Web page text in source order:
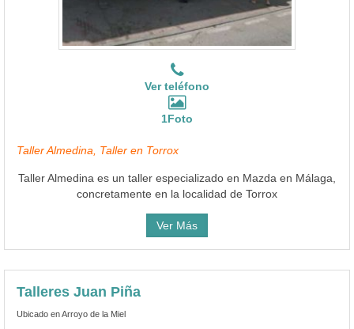
Ver teléfono
1Foto
Taller Almedina, Taller en Torrox
Taller Almedina es un taller especializado en Mazda en Málaga,
concretamente en la localidad de Torrox
Ver Más
Talleres Juan Piña
Ubicado en Arroyo de la Miel